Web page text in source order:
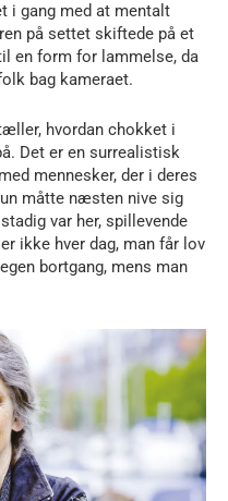
i gang med at mentalt
på settet skiftede på et
en form for lammelse, da
bag kameraet.
hvordan chokket i
Det er en surrealistisk
mennesker, der i deres
måtte næsten nive sig
var her, spillevende
ikke hver dag, man får lov
bortgang, mens man